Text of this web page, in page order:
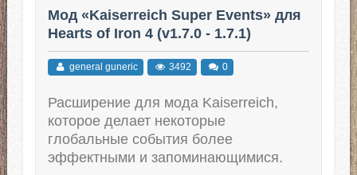
Мод «Kaiserreich Super Events» для
Hearts of Iron 4 (v1.7.0 - 1.7.1)
general guneric 3492 0
Расширение для мода Kaiserreich,
которое делает некоторые
глобальные события более
эффектными и запоминающимися.